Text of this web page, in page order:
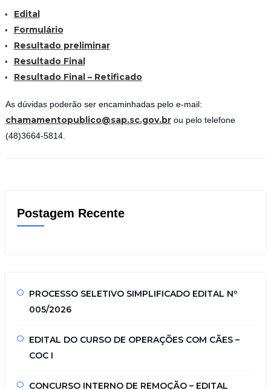
Edital
Formulário
Resultado preliminar
Resultado Final
Resultado Final – Retificado
As dúvidas poderão ser encaminhadas pelo e-mail:
chamamentopublico@sap.sc.gov.br ou pelo telefone
(48)3664-5814.
Postagem Recente
PROCESSO SELETIVO SIMPLIFICADO EDITAL Nº
005/2026
EDITAL DO CURSO DE OPERAÇÕES COM CÃES –
COC I
CONCURSO INTERNO DE REMOÇÃO – EDITAL